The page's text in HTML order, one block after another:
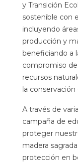
y Transición
sostenible con
incluyendo
producción y
beneficiando a
compromiso
recursos
la
A través de
campaña de
proteger
madera
protección en